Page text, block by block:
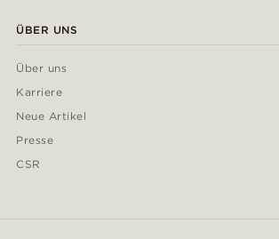
ÜBER UNS
Über uns
Karriere
Neue Artikel
Presse
CSR